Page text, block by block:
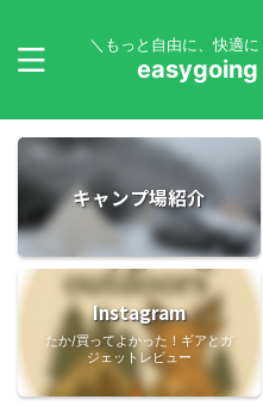
＼もっと自由に、快適
キャンプ場紹介
Instagram
たか/買ってよかった！ギアとガ
ジェットレビュー